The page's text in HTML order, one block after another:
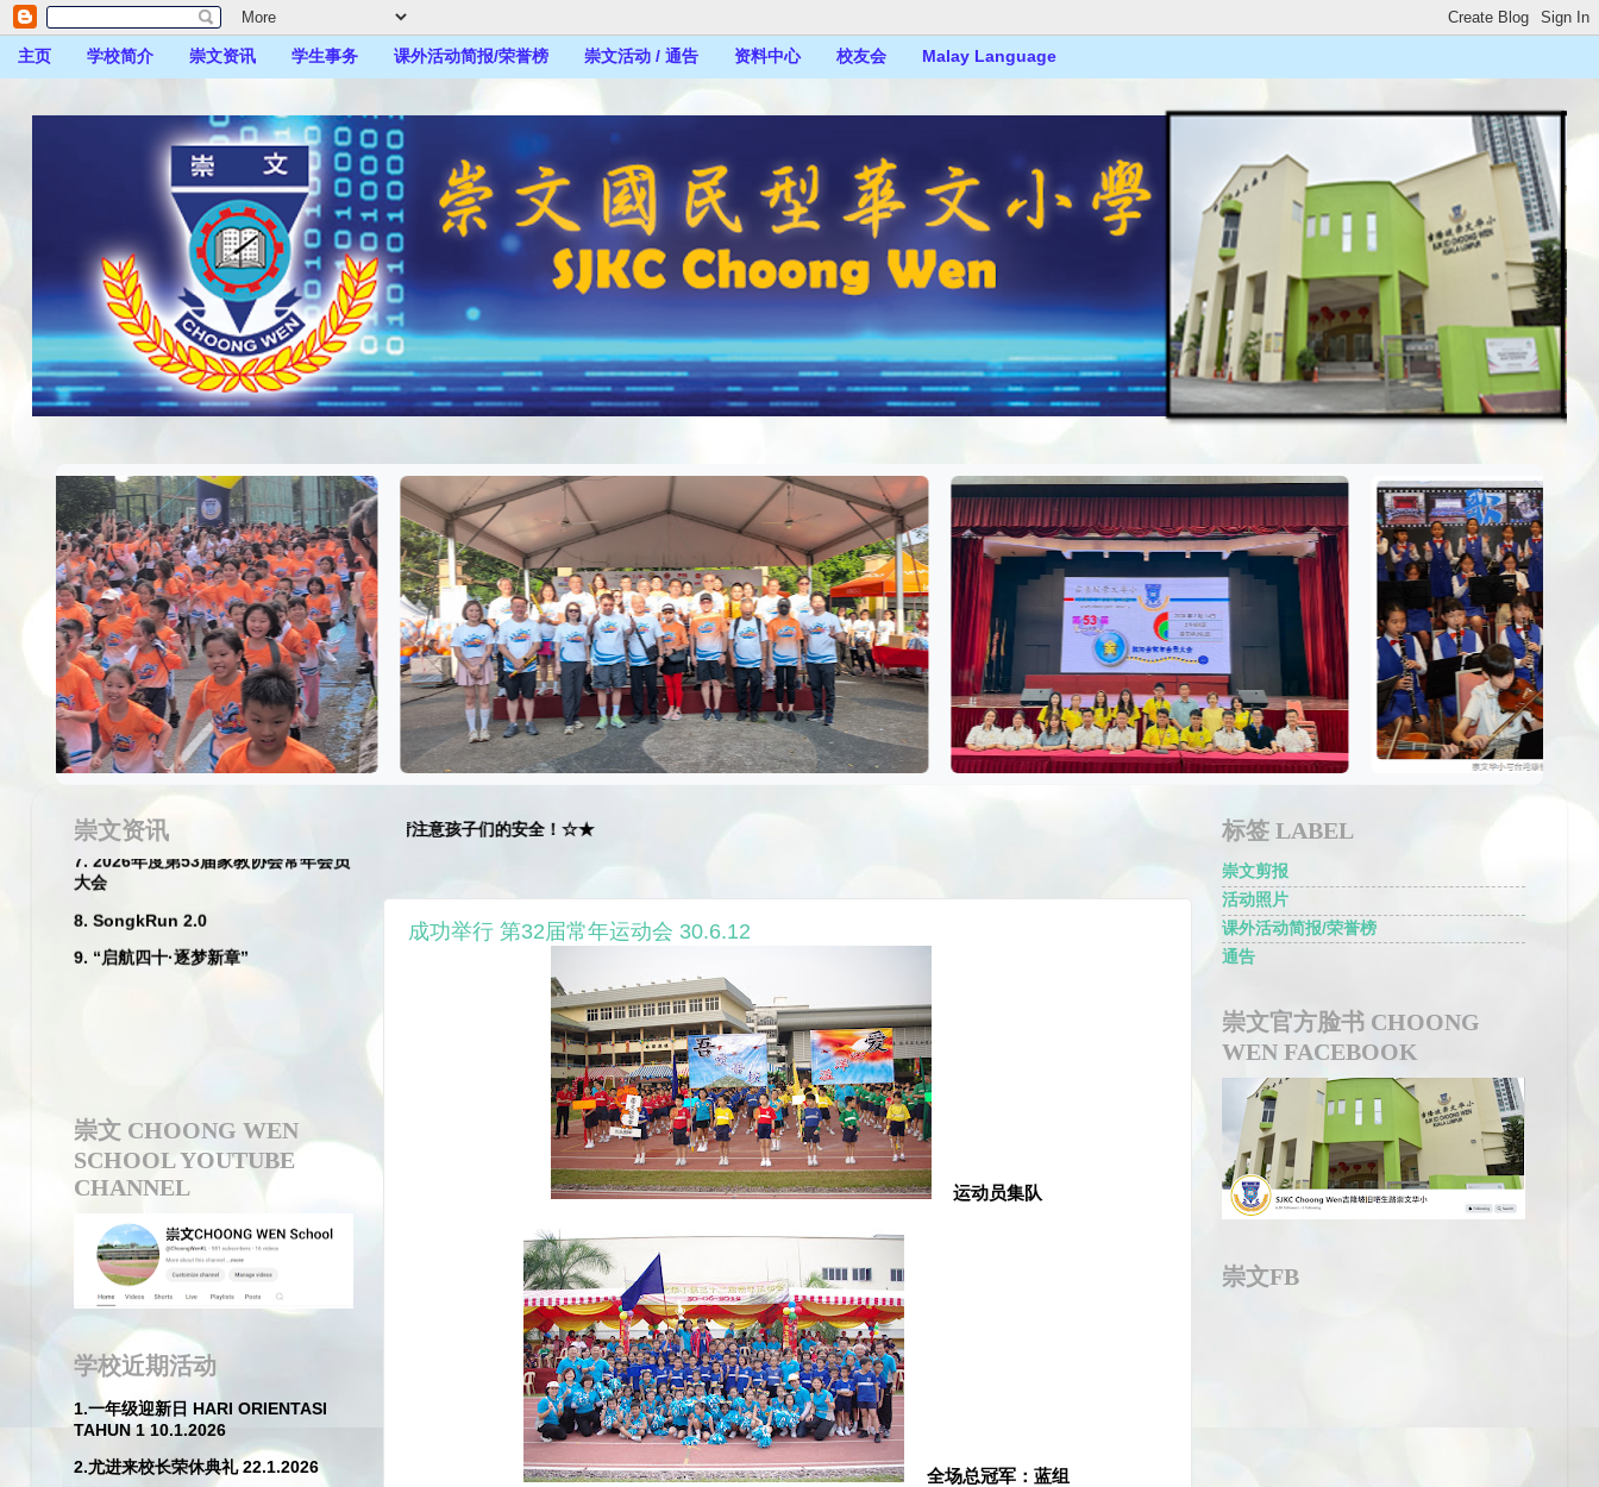
主页 学校简介 崇文资讯 学生事务 课外活动简报/荣誉榜 崇文活动 / 通告 资料中心 校友会 Malay Language
家长们特别注意: 请遵守交通规则, 请注意孩子们的安全！☆★
成功举行 第32届常年运动会 30.6.12
运动员集队
全场总冠军：蓝组
崇文资讯
2026
1. 一年级迎新日
2. 尤进来校长退休典礼
3. 李彩青老师和危秀英老师荣休典礼
5. 2026崇文华小丙午马年新春团拜暨
尤进来校长荣休晚宴
6. 2026年度服务团体宣誓就职典礼
7. 2026年度第53届家教协会常年会员
崇文 CHOONG WEN
SCHOOL YOUTUBE
CHANNEL
学校近期活动
1.一年级迎新日 HARI ORIENTASI
TAHUN 1 10.1.2026
2.尤进来校长荣休典礼 22.1.2026
标签 LABEL
崇文剪报
活动照片
课外活动简报/荣誉榜
通告
崇文官方脸书 CHOONG
WEN FACEBOOK
崇文FB